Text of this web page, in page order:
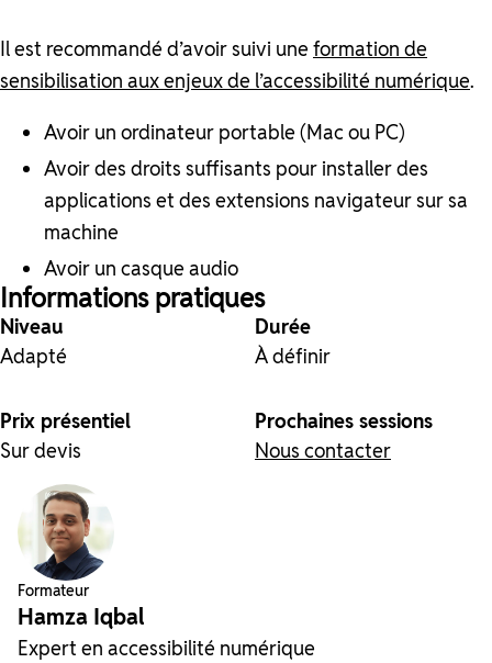
Il est recommandé d’avoir suivi une formation de
sensibilisation aux enjeux de l’accessibilité numérique.
Avoir un ordinateur portable (Mac ou PC)
Avoir des droits suffisants pour installer des
applications et des extensions navigateur sur sa
machine
Avoir un casque audio
Informations pratiques
Niveau
Adapté
Durée
À définir
Prix présentiel
Sur devis
Prochaines sessions
Nous contacter
Formateur
Hamza Iqbal
Expert en accessibilité numérique